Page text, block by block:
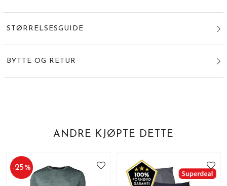
STØRRELSESGUIDE
BYTTE OG RETUR
ANDRE KJØPTE DETTE
-25%